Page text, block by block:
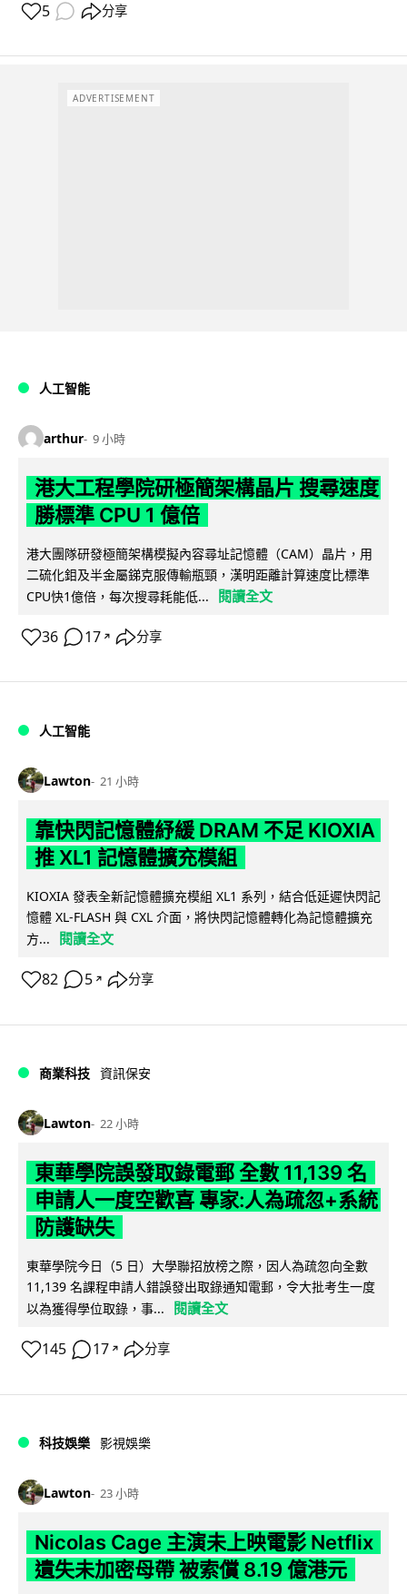
5 分享
ADVERTISEMENT
人工智能
arthur 9 小時
港大工程學院研極簡架構晶片 搜尋速度
勝標準 CPU 1 億倍
港大團隊研發極簡架構模擬內容尋址記憶體（CAM）晶片，用
二硫化鉬及半金屬銻克服傳輸瓶頸，漢明距離計算速度比標準
CPU快1億倍，每次搜尋耗能低...
閱讀全文
36 17 ↗ 分享
人工智能
Lawton 21 小時
靠快閃記憶體紓緩 DRAM 不足 KIOXIA
推 XL1 記憶體擴充模組
KIOXIA 發表全新記憶體擴充模組 XL1 系列，結合低延遲快閃記
憶體 XL-FLASH 與 CXL 介面，將快閃記憶體轉化為記憶體擴充
方...
閱讀全文
82 5 ↗ 分享
商業科技 資訊保安
Lawton 22 小時
東華學院誤發取錄電郵 全數 11,139 名
申請人一度空歡喜 專家:人為疏忽+系統
防護缺失
東華學院今日（5 日）大學聯招放榜之際，因人為疏忽向全數
11,139 名課程申請人錯誤發出取錄通知電郵，令大批考生一度
以為獲得學位取錄，事...
閱讀全文
145 17 ↗ 分享
科技娛樂 影視娛樂
Lawton 23 小時
Nicolas Cage 主演未上映電影 Netflix
遺失未加密母帶 被索償 8.19 億港元